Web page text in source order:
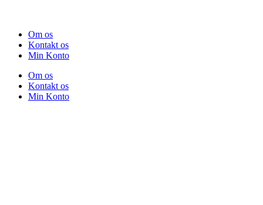
Om os
Kontakt os
Min Konto
Om os
Kontakt os
Min Konto